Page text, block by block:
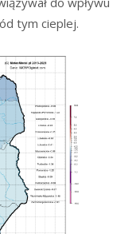
tym cieplej.